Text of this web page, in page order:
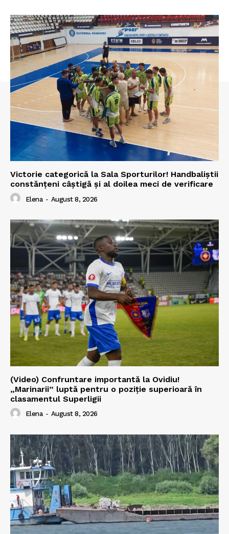
Victorie categorică la Sala Sporturilor! Handbaliștii
constănțeni câștigă și al doilea meci de verificare
Elena - August 8, 2026
(Video) Confruntare importantă la Ovidiu!
„Marinarii” luptă pentru o poziție superioară în
clasamentul Superligii
Elena - August 8, 2026